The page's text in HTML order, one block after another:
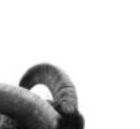
zum Glück